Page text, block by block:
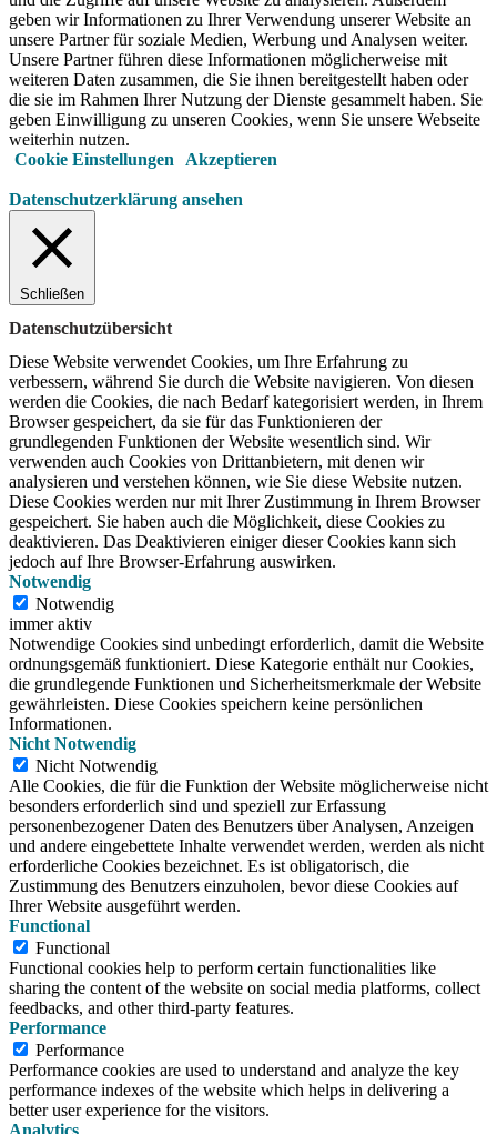
geben wir Informationen zu Ihrer Verwendung unserer Website an
unsere Partner für soziale Medien, Werbung und Analysen weiter.
Unsere Partner führen diese Informationen möglicherweise mit
weiteren Daten zusammen, die Sie ihnen bereitgestellt haben oder
die sie im Rahmen Ihrer Nutzung der Dienste gesammelt haben. Sie
geben Einwilligung zu unseren Cookies, wenn Sie unsere Webseite
weiterhin nutzen.
Cookie Einstellungen Akzeptieren
Datenschutzerklärung ansehen
Schließen
Datenschutzübersicht
Diese Website verwendet Cookies, um Ihre Erfahrung zu
verbessern, während Sie durch die Website navigieren. Von diesen
werden die Cookies, die nach Bedarf kategorisiert werden, in Ihrem
Browser gespeichert, da sie für das Funktionieren der
grundlegenden Funktionen der Website wesentlich sind. Wir
verwenden auch Cookies von Drittanbietern, mit denen wir
analysieren und verstehen können, wie Sie diese Website nutzen.
Diese Cookies werden nur mit Ihrer Zustimmung in Ihrem Browser
gespeichert. Sie haben auch die Möglichkeit, diese Cookies zu
deaktivieren. Das Deaktivieren einiger dieser Cookies kann sich
jedoch auf Ihre Browser-Erfahrung auswirken.
Notwendig
Notwendig
immer aktiv
Notwendige Cookies sind unbedingt erforderlich, damit die Website
ordnungsgemäß funktioniert. Diese Kategorie enthält nur Cookies,
die grundlegende Funktionen und Sicherheitsmerkmale der Website
gewährleisten. Diese Cookies speichern keine persönlichen
Informationen.
Nicht Notwendig
Nicht Notwendig
Alle Cookies, die für die Funktion der Website möglicherweise nicht
besonders erforderlich sind und speziell zur Erfassung
personenbezogener Daten des Benutzers über Analysen, Anzeigen
und andere eingebettete Inhalte verwendet werden, werden als nicht
erforderliche Cookies bezeichnet. Es ist obligatorisch, die
Zustimmung des Benutzers einzuholen, bevor diese Cookies auf
Ihrer Website ausgeführt werden.
Functional
Functional
Functional cookies help to perform certain functionalities like
sharing the content of the website on social media platforms, collect
feedbacks, and other third-party features.
Performance
Performance
Performance cookies are used to understand and analyze the key
performance indexes of the website which helps in delivering a
better user experience for the visitors.